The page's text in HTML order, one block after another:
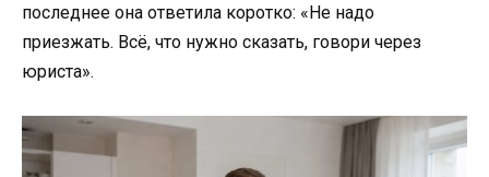
последнее она ответила коротко: «Не надо
приезжать. Всё, что нужно сказать, говори через
юриста».